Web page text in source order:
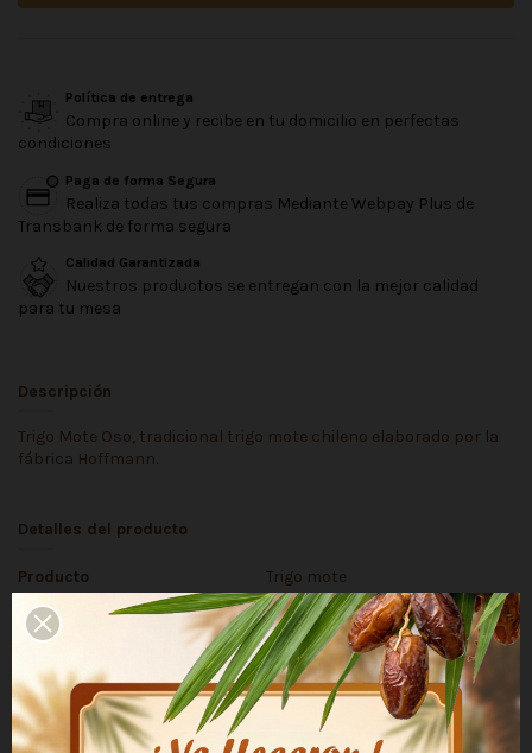
Política de entrega
Compra online y recibe en tu domicilio en perfectas
condiciones
Paga de forma Segura
Realiza todas tus compras Mediante Webpay Plus de
Transbank de forma segura
Calidad Garantizada
Nuestros productos se entregan con la mejor calidad
para tu mesa
Descripción
Trigo Mote Oso, tradicional trigo mote chileno elaborado por la
fábrica Hoffmann.
Detalles del producto
Producto
Trigo mote
Contenido Neto
500 g
Oso
País de Origen
Chile